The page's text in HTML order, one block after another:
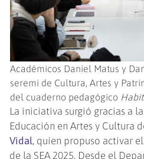
Académicos Daniel Matus y
seremi de Cultura, Artes y
del cuaderno pedagógico
La iniciativa surgió gracias a
Educación en Artes y Cultura
Vidal, quien propuso activar
de la SEA 2025. Desde el